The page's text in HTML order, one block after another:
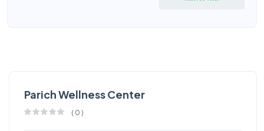
Parich Wellness Center
( 0 )